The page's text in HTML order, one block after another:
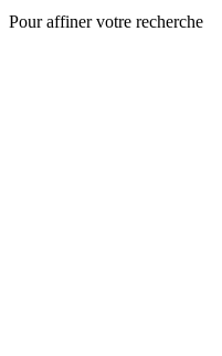
Pour affiner votre recherche